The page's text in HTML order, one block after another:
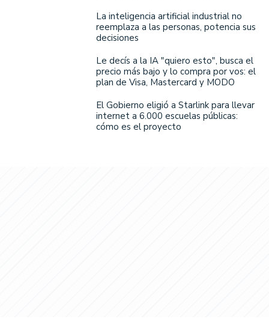
La inteligencia artificial industrial no
reemplaza a las personas, potencia sus
decisiones
Le decís a la IA "quiero esto", busca el
precio más bajo y lo compra por vos: el
plan de Visa, Mastercard y MODO
El Gobierno eligió a Starlink para llevar
internet a 6.000 escuelas públicas:
cómo es el proyecto